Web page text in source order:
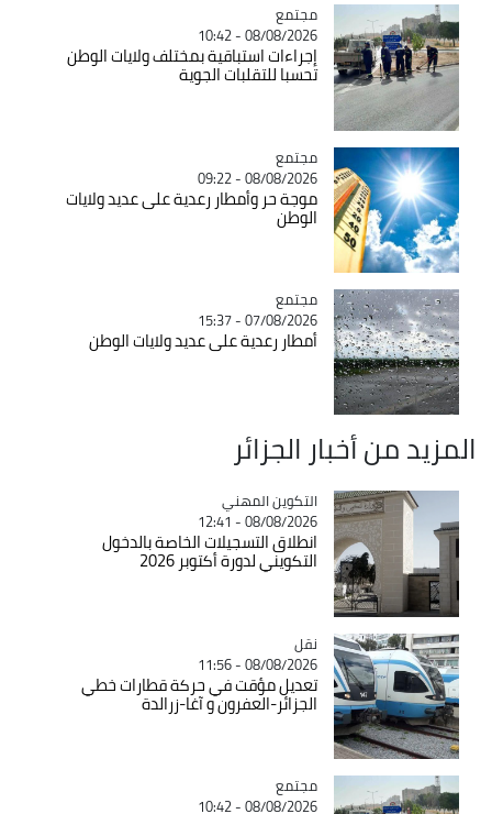
Catégorie
مجتمع
08/08/2026 - 10:42
إجراءات استباقية بمختلف ولايات الوطن
تحسبا للتقلبات الجوية
Catégorie
مجتمع
08/08/2026 - 09:22
موجة حر وأمطار رعدية على عديد ولايات
الوطن
Catégorie
مجتمع
07/08/2026 - 15:37
أمطار رعدية على عديد ولايات الوطن
المزيد من أخبار الجزائر
Catégorie
التكوين المهني
08/08/2026 - 12:41
انطلاق التسجيلات الخاصة بالدخول
التكويني لدورة أكتوبر 2026
Catégorie
نقل
08/08/2026 - 11:56
تعديل مؤقت في حركة قطارات خطي
الجزائر-العفرون و آغا-زرالدة
Catégorie
مجتمع
08/08/2026 - 10:42